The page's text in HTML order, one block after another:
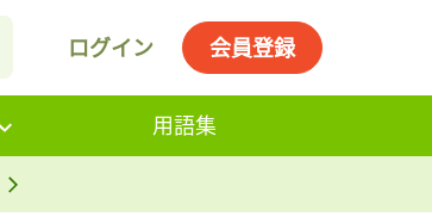
ログイン 会員登録
用語集